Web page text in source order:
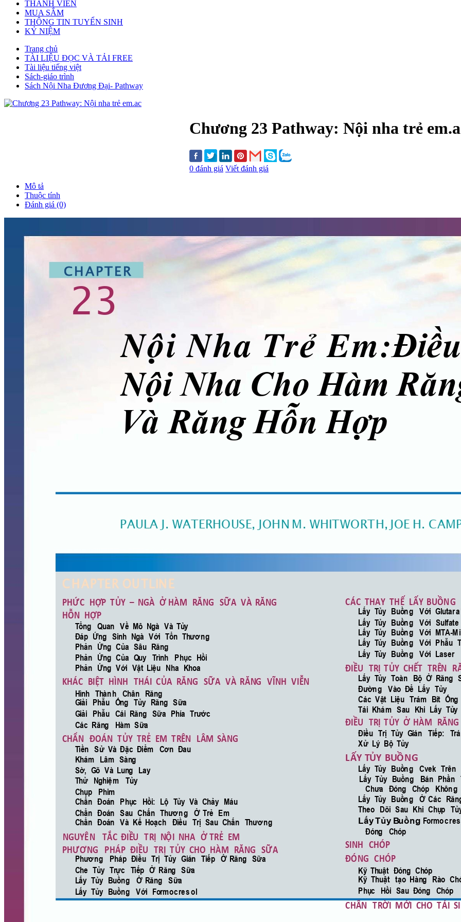
THÀNH VIÊN
MUA SẮM
THÔNG TIN TUYỂN SINH
KỶ NIỆM
Trang chủ
TÀI LIỆU ĐỌC VÀ TẢI FREE
Tài liệu tiếng việt
Sách-giáo trình
Sách Nội Nha Đương Đại- Pathway
Chương 23 Pathway: Nội nha trẻ
0 đánh giá Viết đánh giá
Mô tả
Thuộc tính
Đánh giá (0)